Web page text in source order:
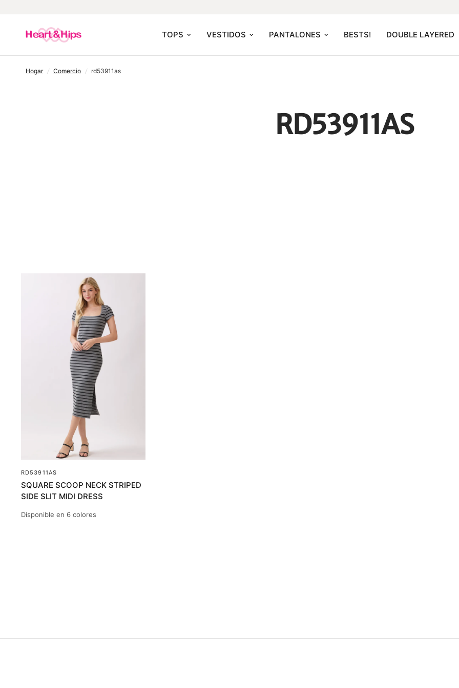
TOPS VESTIDOS PANTALONES BESTS! DOUBLE LAYERED
hogar / comercio / rd53911as
RD53911AS
RD53911AS
SQUARE SCOOP NECK STRIPED
SIDE SLIT MIDI DRESS
BLACK/SOFT WHITE
COCOA/ECRU CREAM
FADE OLIVE/ SOFT WHITELIGHT H. CHARCOAL/BLACK
LIGHT H. CHARCOAL/SOFT WHITE
SOFT WHITE/BLACK
Disponible en 6 colores